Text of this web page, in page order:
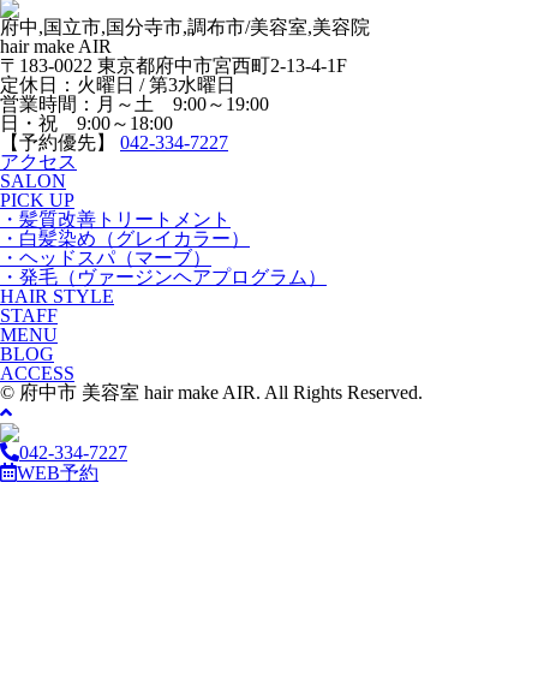
府中,国立市,国分寺市,調布市/美容室,美容院
hair make AIR
〒183-0022 東京都府中市宮西町2-13-4-1F
定休日：火曜日 / 第3水曜日
営業時間：月～土 9:00～19:00
日・祝 9:00～18:00
【予約優先】 042-334-7227
アクセス
SALON
PICK UP
・髪質改善トリートメント
・白髪染め（グレイカラー）
・ヘッドスパ（マーブ）
・発毛（ヴァージンヘアプログラム）
HAIR STYLE
STAFF
MENU
BLOG
ACCESS
© 府中市 美容室 hair make AIR. All Rights Reserved.
042-334-7227
WEB予約